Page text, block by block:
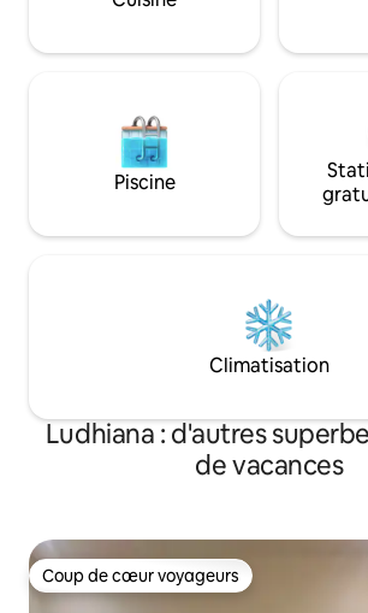
vous avez besoin pour cuisiner et dîner.
commodité et d'intimité
Piscine
Climatisation
Ludhiana : d'autres
de vacances
Coup de cœur voyageurs
Coup de cœur voyageurs